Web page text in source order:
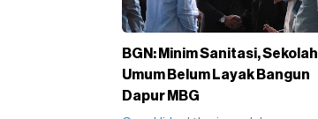
BGN: Minim Sanitasi, Sekolah
Umum Belum Layak Bangun
Dapur MBG